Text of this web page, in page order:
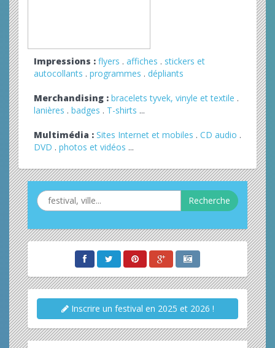
Impressions : flyers . affiches . stickers et
autocollants . programmes . dépliants
Merchandising : bracelets tyvek, vinyle et textile .
lanières . badges . T-shirts ...
Multimédia : Sites Internet et mobiles . CD audio .
DVD . photos et vidéos ...
Recherche
Inscrire un festival en 2025 et 2026 !